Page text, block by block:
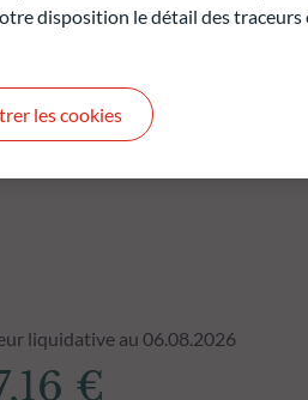
liquidative au 06.08.2026
€
disposition le détail des traceurs
les cookies